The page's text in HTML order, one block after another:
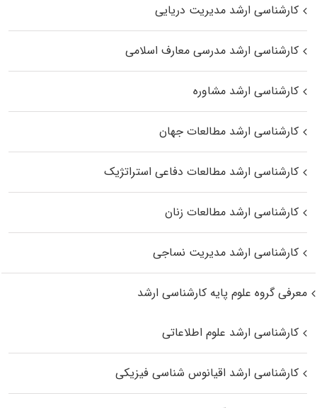
کارشناسی ارشد مدیریت دریایی
کارشناسی ارشد مدرسی معارف اسلامی
کارشناسی ارشد مشاوره
کارشناسی ارشد مطالعات جهان
کارشناسی ارشد مطالعات دفاعی استراتژیک
کارشناسی ارشد مطالعات زنان
کارشناسی ارشد مدیریت نساجی
معرفی گروه علوم پایه کارشناسی ارشد
کارشناسی ارشد علوم اطلاعاتی
کارشناسی ارشد اقیانوس‌ شناسی فیزیکی